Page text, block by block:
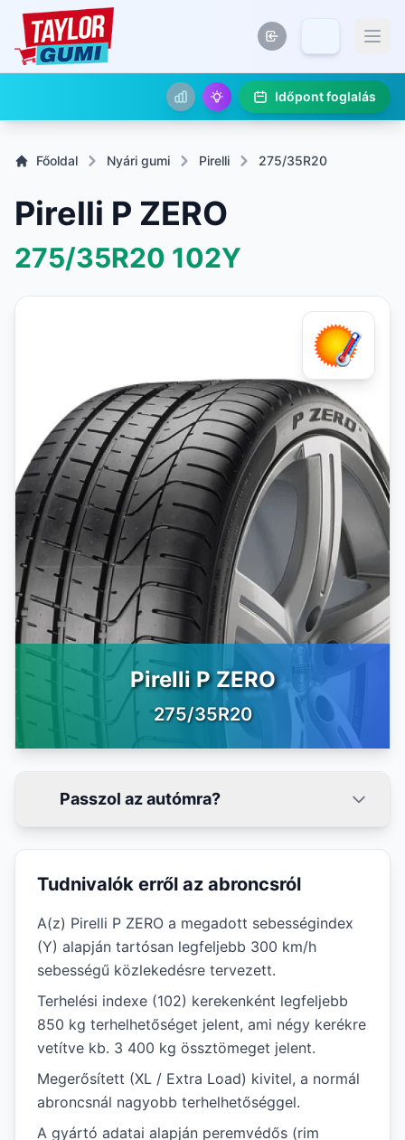
Időpont foglalás
Főoldal Nyári gumi Pirelli 275/35R20
Pirelli P ZERO
275/35R20 102Y
Pirelli P ZERO
275/35R20
Passzol az autómra?
Tudnivalók erről az abroncsról
A(z) Pirelli P ZERO a megadott sebességindex
(Y) alapján tartósan legfeljebb 300 km/h
sebességű közlekedésre tervezett.
Terhelési indexe (102) kerekenként legfeljebb
850 kg terhelhetőséget jelent, ami négy kerékre
vetítve kb. 3 400 kg össztömeget jelent.
Megerősített (XL / Extra Load) kivitel, a normál
abroncsnál nagyobb terhelhetőséggel.
A gyártó adatai alapján peremvédős (rim